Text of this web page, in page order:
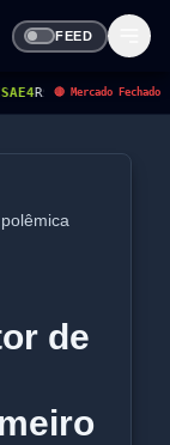
FEED
R$ 13.65| ITSA4
🔴 Mercado Fechado
de